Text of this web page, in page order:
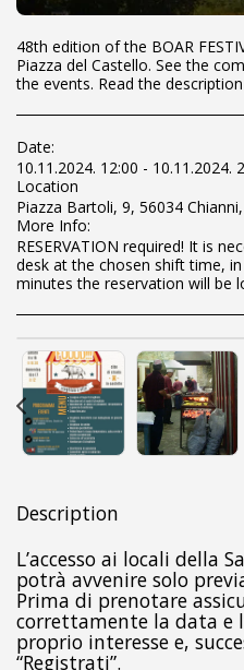
48th edition of the BOAR
Piazza del Castello. See the
the events. Read the
Date:
10.11.2024. 12:00 - 10.11.2024.
Location
Piazza Bartoli, 9, 56034
More Info:
RESERVATION required! It is
desk at the chosen shift time,
minutes the reservation will be
Description
L’accesso ai locali della
potrà avvenire solo
Prima di prenotare
correttamente la data e
proprio interesse e,
“Registrati”.